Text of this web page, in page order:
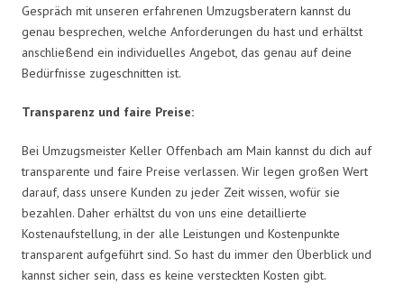
Gespräch mit unseren erfahrenen Umzugsberatern kannst du
genau besprechen, welche Anforderungen du hast und erhältst
anschließend ein individuelles Angebot, das genau auf deine
Bedürfnisse zugeschnitten ist.
Transparenz und faire Preise:
Bei Umzugsmeister Keller Offenbach am Main kannst du dich auf
transparente und faire Preise verlassen. Wir legen großen Wert
darauf, dass unsere Kunden zu jeder Zeit wissen, wofür sie
bezahlen. Daher erhältst du von uns eine detaillierte
Kostenaufstellung, in der alle Leistungen und Kostenpunkte
transparent aufgeführt sind. So hast du immer den Überblick und
kannst sicher sein, dass es keine versteckten Kosten gibt.